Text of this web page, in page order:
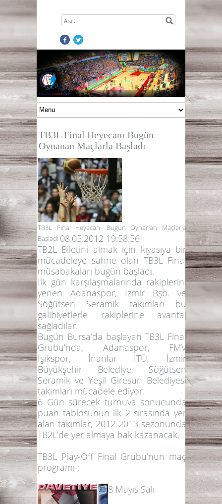
TB3L Final Heyecanı Bugün
Oynanan Maçlarla Başladı
TB3L Final Heyecanı Bugün Oynanan Maçlarla
Başladı 08.05.2012 19:58:56
TB2L Biletini almak için kıyasıya bir
mücadeleye sahne olan TB3L Final
müsabakaları bugün başladı.
İlk gün karşılaşmalarında rakiplerini
yenen Adanaspor, İzmir Bşb. ve
Söğütsen Seramik takımları bu
galibiyetlerle rakiplerine avantaj
sağladılar.
Bugün Bursa’da başlayan TB3L Final
Grubu’nda, Adanaspor, FMV
Işıkspor, İnanlar İTÜ, İzmir
Büyükşehir Belediye, Söğütsen
Seramik ve Yeşil Giresun Belediyesi
takımları mücadele ediyor.
6 Gün sürecek turnuva sonucunda
puan tablosunun ilk 2 sırasında yer
alan takımlar, 2012-2013 sezonunda
TB2L’de yer almaya hak kazanacak.
TB3L Play-Off Final Grubu’nun maç
programı ;
8 Mayıs Salı